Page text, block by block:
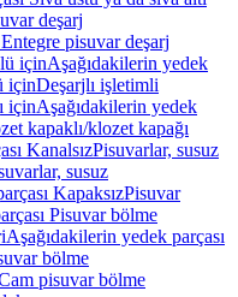
deşarj
pisuvar deşarj
içinAşağıdakilerin yedek
içinDeşarjlı işletimli
içinAşağıdakilerin yedek
kapaklı/klozet kapağı
KanalsızPisuvarlar, susuz
susuz
KapaksızPisuvar
Pisuvar bölme
Aşağıdakilerin yedek parçası
bölme
pisuvar bölme